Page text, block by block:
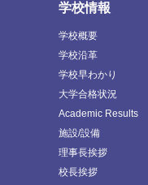
学校情報
学校概要
学校沿革
学校早わかり
大学合格状況
Academic Results
施設/設備
理事長挨拶
校長挨拶